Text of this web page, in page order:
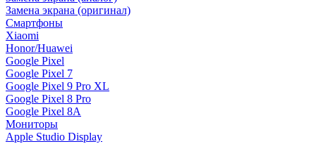
Замена экрана (оригинал)
Смартфоны
Xiaomi
Honor/Huawei
Google Pixel
Google Pixel 7
Google Pixel 9 Pro XL
Google Pixel 8 Pro
Google Pixel 8A
Мониторы
Apple Studio Display